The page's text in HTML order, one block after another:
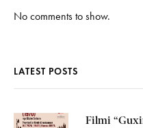
No comments to show.
LATEST POSTS
Filmi